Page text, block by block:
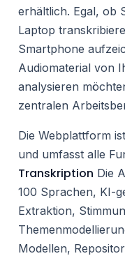
erhältlich. Egal, ob
Laptop
Smartphone
Audiomaterial von
analysieren
zentralen
Die Webplattform
und umfasst alle
Transkription Die
100 Sprachen, KI-
Extraktion,
Modellen,